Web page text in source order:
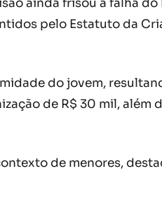
ainda frisou a falha
pelo Estatuto da
do jovem,
de R$ 30 mil, além
de menores,